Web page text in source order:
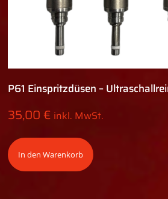
P61 Einspritzdüsen –
35,00€ inkl. MwSt.
In den Warenkorb